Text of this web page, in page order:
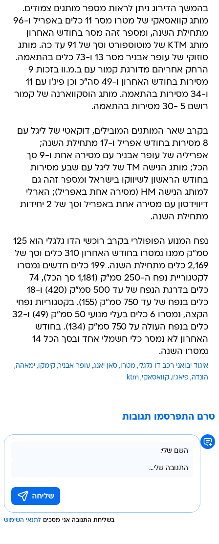
בהמשך הדירוג ניתן לראות מספר מותגים צמודים.
מותג קוואסאקי של מטרו מסר 11 כלים באפריל ו-96
מתחילת השנה, ומספר זהה מסר בחודש האחרון
מותג KTM של מוטוספורט וסך של 91 עד כה. מותג
סוזוקי של עופר אבניר מסר 13 ו-73 כלים בהתאמה.
הרחק אחריהם מדורגת קמור עם ב.מ.וו בזכות 9
מסירות בחודש האחרון ו-49 סה"כ וכן פיג'ו עם 11
ו-34 מסירות בהתאמה. מותג הוסקווארנה של קמור
רושם 5 -30 מסירות בהתאמה.
בקרב שאר המותגים המובילים, דוקאטי של ליגל עם
8 מסירות בחודש אפריל ו-17 מתחילת השנה;
אפריליה של עופר אבניר עם מסירה אחת ו-9 סך
הכל; מותג הנישה TM של ליגל עם שבע מסירות
בחודש הראשון לשיווקו בישראל ומספר זהה גם
למותג הנישה HM (מסירה אחת באפריל); הארלי
דיווידסון עם מסירה אחת באפריל וסך של 2 יחידות
מתחילת השנה.
נפח המנוע הפופולרי בקרב רוכשי הדו גלגלי הוא 125
סמ"ק ממנו נמסרו בחודש האחרון 310 כלים וסך של
2,169 כלים מתחילת השנה. 199 כלים חדשים נמסרו
לקטגוריית נפח ה-250 סמ"ק (1,181 סך הכל), 74
כלים בדרגת הנפח של עד 500 סמ"ק (420) ו-18
כלים בנפח של עד 750 סמ"ק (155). בקטגוריות נפחי
הקצה, נמסרו 6 כלים בעלי מנועי 50 סמ"ק (49) ו-32
כלים בנפח העולה על 750 סמ"ק (134). בחודש
האחרון לא נמסר כלי חשמלי אחד ובסך הכל 14
נמסרו השנה.
איגוד יבואני רכב דו גלגלי מטרו סאן יאנג עופר אבניר קימקו ימאהה
הונדה פיאג'ו קוואסאקי ktm
טרם התפרסמו תגובות
בשליחת התגובה אני מסכים לתנאי השימוש